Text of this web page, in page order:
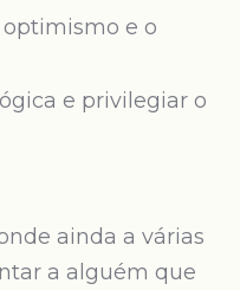
optimismo e o
e privilegiar o
ainda a várias
a alguém que